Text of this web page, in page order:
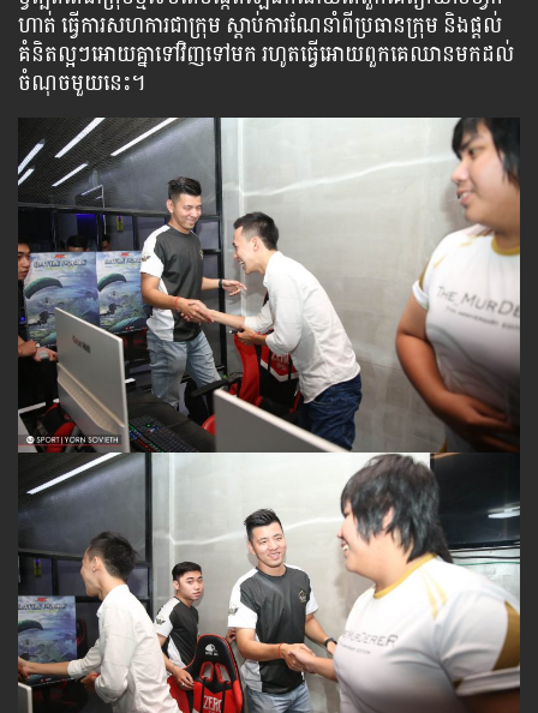
ហាត់ ធ្វើការសហការជាក្រុម ស្តាប់ការណែនាំពីប្រធានក្រុម និងផ្តល់
គំនិតល្អៗអោយគ្នាទៅវិញទៅមក រហូតធ្វើអោយពួកគេឈានមកដល់
ចំណុចមួយនេះ។